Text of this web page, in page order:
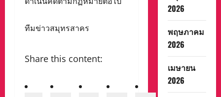
ทีมข่าวสมุทรสาคร
Share this content:
2026
พฤษภาคม
2026
เมษายน
2026